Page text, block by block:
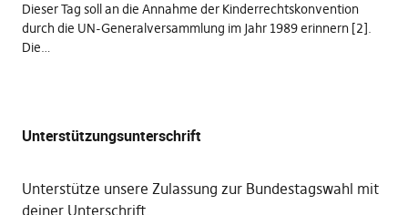
Dieser Tag soll an die Annahme der Kinderrechtskonvention
durch die UN-Generalversammlung im Jahr 1989 erinnern [2].
Die…
Unterstützungsunterschrift
Unterstütze unsere Zulassung zur Bundestagswahl mit
deiner Unterschrift.